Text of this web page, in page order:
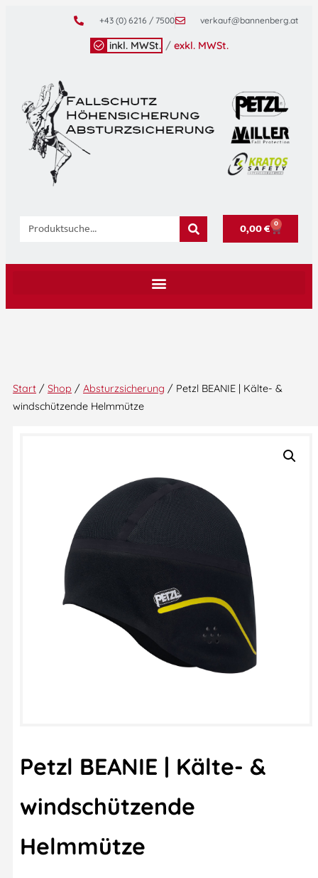
+43 (0) 6216 / 7500 verkauf@bannenberg.at
inkl. MWSt. / exkl. MWSt.
0,00€ 0
Start / Shop / Absturzsicherung / Petzl BEANIE | Kälte- &
windschützende Helmmütze
Petzl BEANIE | Kälte- &
windschützende
Helmmütze